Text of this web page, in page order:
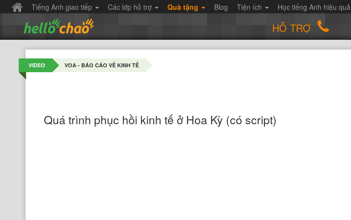
Tiếng Anh giao tiếp Các lớp hỗ trợ Quà tặng Blog Tiện ích Học tiếng Anh hiệu quả
HỖ TRỢ
VIDEO VOA - BÁO CÁO VỀ KINH TẾ
Quá trình phục hồi kinh tế ở Hoa Kỳ (có script)